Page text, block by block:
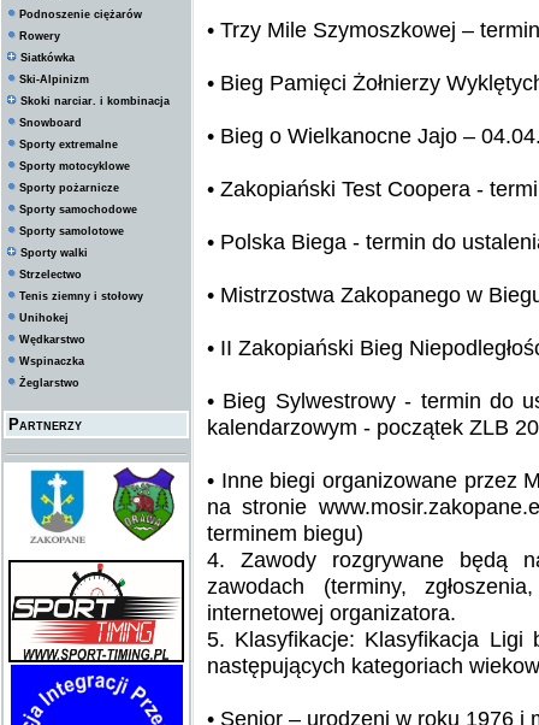
Podnoszenie ciężarów
Rowery
Siatkówka
Ski-Alpinizm
Skoki narciar. i kombinacja
Snowboard
Sporty extremalne
Sporty motocyklowe
Sporty pożarnicze
Sporty samochodowe
Sporty samolotowe
Sporty walki
Strzelectwo
Tenis ziemny i stołowy
Unihokej
Wędkarstwo
Wspinaczka
Żeglarstwo
Partnerzy
• Trzy Mile Szymoszkowej –
• Bieg Pamięci Żołnierzy
• Bieg o Wielkanocne Jajo –
• Zakopiański Test Coopera -
• Polska Biega - termin do
• Mistrzostwa Zakopanego w
• II Zakopiański Bieg
• Bieg Sylwestrowy - termin do
kalendarzowym - początek ZLB
• Inne biegi organizowane przez
na stronie
terminem biegu)
4. Zawody rozgrywane będą
zawodach (terminy,
internetowej organizatora.
5. Klasyfikacje: Klasyfikacja Ligi
następujących kategoriach
• Senior – urodzeni w roku 1976 i